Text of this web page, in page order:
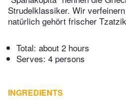
Strudelklassiker. Wir
natürlich gehört frischer
Total: about 2 hours
Serves: 4 persons
INGREDIENTS